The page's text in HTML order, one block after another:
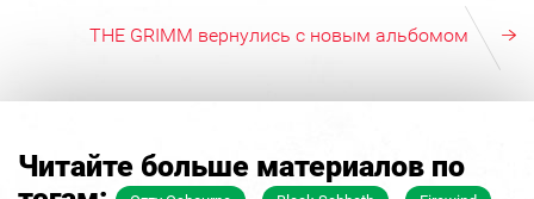
THE GRIMM вернулись с новым альбомом
Читайте больше материалов по